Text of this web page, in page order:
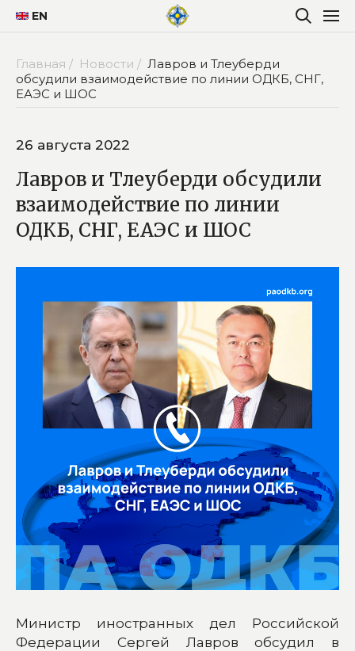
EN
Главная / Новости / Лавров и Тлеуберди
обсудили взаимодействие по линии ОДКБ, СНГ,
ЕАЭС и ШОС
26 августа 2022
Лавров и Тлеуберди обсудили
взаимодействие по линии
ОДКБ, СНГ, ЕАЭС и ШОС
Министр иностранных дел Российской
Федерации Сергей Лавров обсудил в